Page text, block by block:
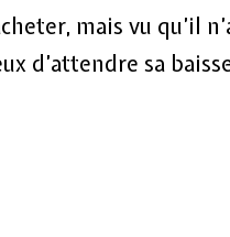
mais vu qu’il
d’attendre sa